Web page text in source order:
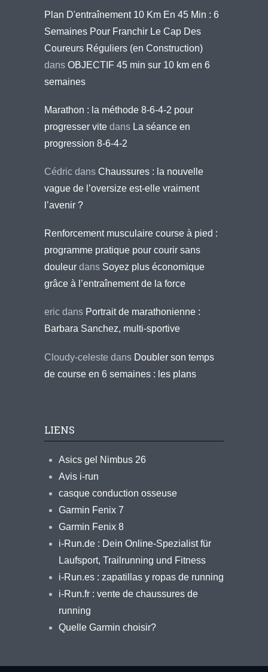
Plan D'entraînement 10 Km En 45 Min : 6
Semaines Pour Franchir Le Cap Des
Coureurs Réguliers (en Construction)
dans OBJECTIF 45 min sur 10 km en 6
semaines
Marathon : la méthode 8-6-4-2 pour
progresser vite dans La séance en
progression 8-6-4-2
Cédric dans Chaussures : la nouvelle
vague de l’oversize est-elle vraiment
l’avenir ?
Renforcement musculaire course à pied :
programme pratique pour courir sans
douleur dans Soyez plus économique
grâce à l’entraînement de la force
eric dans Portrait de marathonienne :
Barbara Sanchez, multi-sportive
Cloudy-celeste dans Doubler son temps
de course en 6 semaines : les plans
LIENS
Asics gel Nimbus 26
Avis i-run
casque conduction osseuse
Garmin Fenix 7
Garmin Fenix 8
i-Run.de : Dein Online-Spezialist für
Laufsport, Trailrunning und Fitness
i-Run.es : zapatillas y ropas de running
i-Run.fr : vente de chaussures de
running
Quelle Garmin choisir?